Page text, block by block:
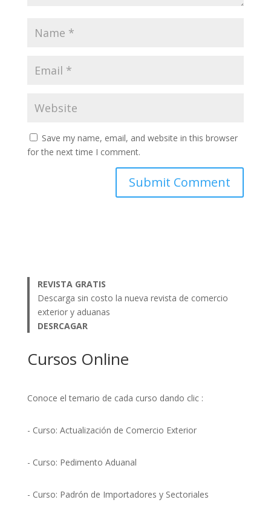
Save my name, email, and website in this browser
for the next time I comment.
REVISTA GRATIS
Descarga sin costo la nueva revista de comercio
exterior y aduanas
DESRCAGAR
Cursos Online
Conoce el temario de cada curso dando clic :
- Curso: Actualización de Comercio Exterior
- Curso: Pedimento Aduanal
- Curso: Padrón de Importadores y Sectoriales